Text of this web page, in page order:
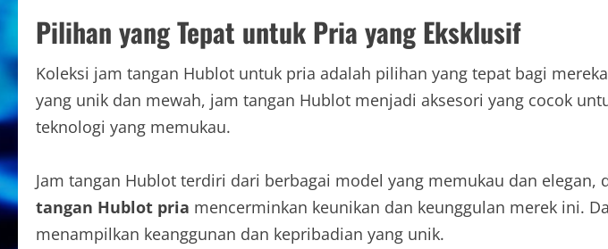
Pilihan yang Tepat untuk Pria yang Eksklusif
Koleksi jam tangan Hublot untuk pria adalah pilihan yang tepat bagi
yang unik dan mewah, jam tangan Hublot menjadi aksesori yang cocok
teknologi yang memukau.
Jam tangan Hublot terdiri dari berbagai model yang memukau dan
tangan Hublot pria mencerminkan keunikan dan keunggulan merek ini.
menampilkan keanggunan dan kepribadian yang unik.